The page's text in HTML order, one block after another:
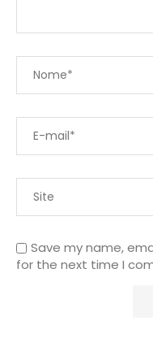
Save my name,
for the next time I